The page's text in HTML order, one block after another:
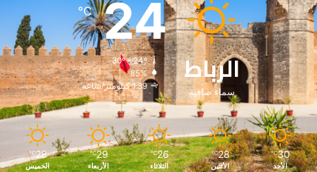
الرباط
سماء صافية
24
℃
30º - 24º
85%
1.39 كيلومتر/ساعة
30
℃
الأحد
28
℃
الأثنين
26
℃
الثلاثاء
29
℃
الأربعاء
28
℃
الخميس